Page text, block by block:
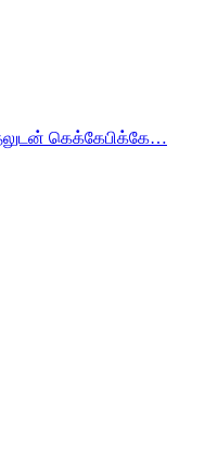
கெக்கேபிக்கே…